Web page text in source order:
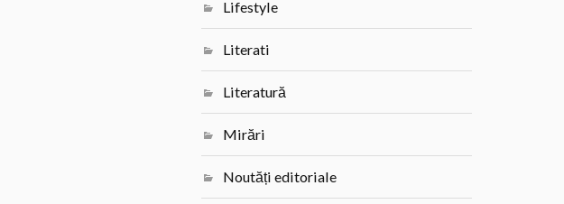
Lifestyle
Literati
Literatură
Mirări
Noutăți editoriale